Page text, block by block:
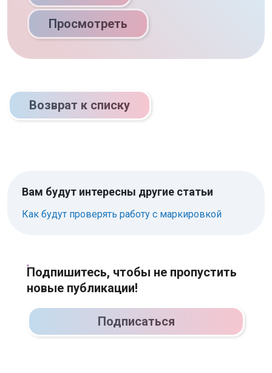
Просмотреть
Возврат к списку
Вам будут интересны другие статьи
Как будут проверять работу с маркировкой
Подпишитесь, чтобы не пропустить
новые публикации!
Подписаться